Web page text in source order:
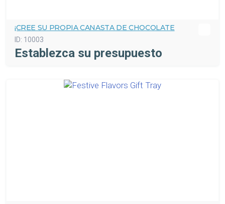
¡CREE SU PROPIA CANASTA DE CHOCOLATE
ID: 10003
Establezca su presupuesto